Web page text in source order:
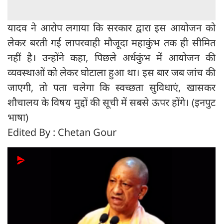
यादव ने आरोप लगाया कि सरकार द्वारा इस आयोजन को
लेकर बरती गई लापरवाही मौजूदा महाकुंभ तक ही सीमित
नहीं है। उन्होंने कहा, पिछले अर्धकुंभ में आयोजन की
व्यवस्थाओं को लेकर घोटाला हुआ था। इस बार जब जांच की
जाएगी, तो पता चलेगा कि स्वच्छता सुविधाएं, खासकर
शौचालय के विषय मुद्दों की सूची में सबसे ऊपर होंगे। (इनपुट
भाषा)
Edited By : Chetan Gour